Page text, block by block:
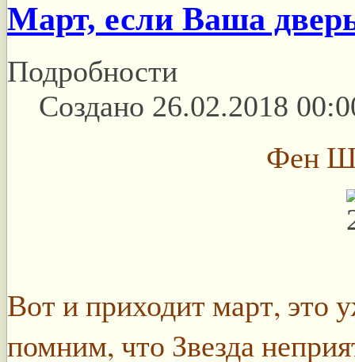
Март, если Ваша
Подробности
Создано 26.02.2018
Фен
Вот и приходит март, это
помним, что Звезда